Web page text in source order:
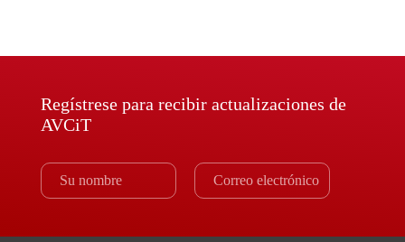
Regístrese para recibir actualizaciones de
AVCiT